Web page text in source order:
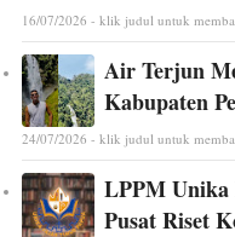
16/07/2026 - klik judul untuk
Air Terjun
Kabupaten
24/07/2026 - klik judul untuk
LPPM Unika
Pusat Riset